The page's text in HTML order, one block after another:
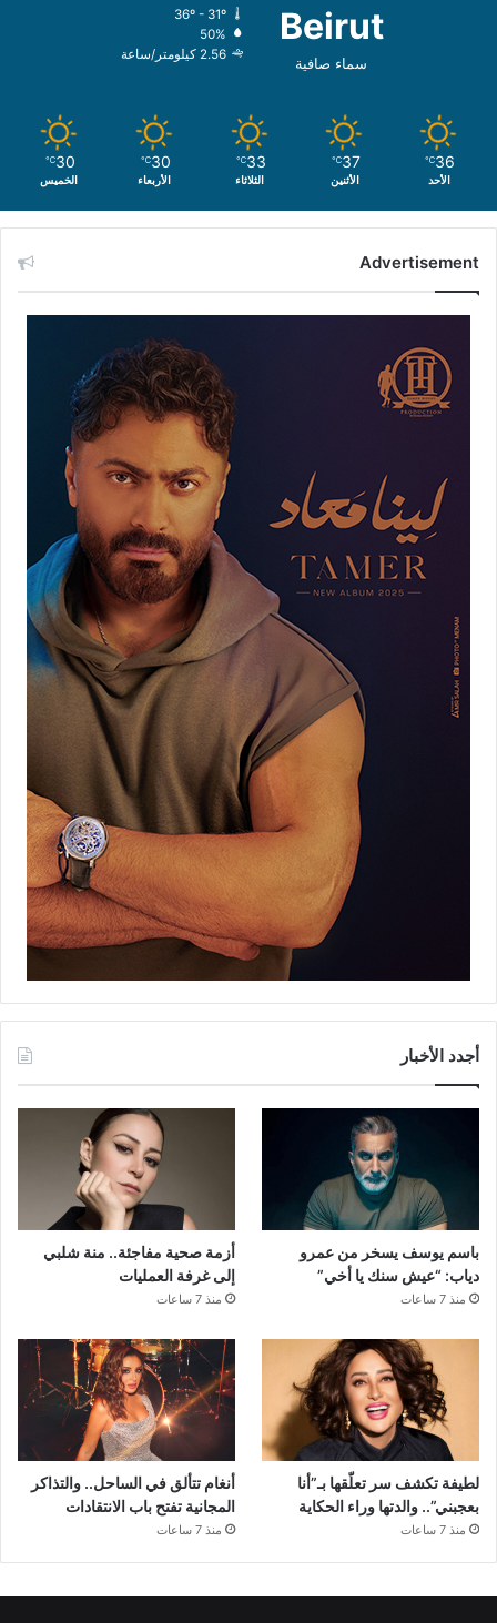
Beirut
سماء صافية
36º - 31º
50%
2.56 كيلومتر/ساعة
36
℃
الأحد
37
℃
الأثنين
33
℃
الثلاثاء
30
℃
الأربعاء
30
℃
الخميس
Advertisement
أجدد الأخبار
باسم يوسف يسخر من عمرو
دياب: “عيش سنك يا أخي”
منذ 7 ساعات
أزمة صحية مفاجئة.. منة شلبي
إلى غرفة العمليات
منذ 7 ساعات
لطيفة تكشف سر تعلّقها بـ”أنا
بعجبني”.. والدتها وراء الحكاية
منذ 7 ساعات
أنغام تتألق في الساحل.. والتذاكر
المجانية تفتح باب الانتقادات
منذ 7 ساعات